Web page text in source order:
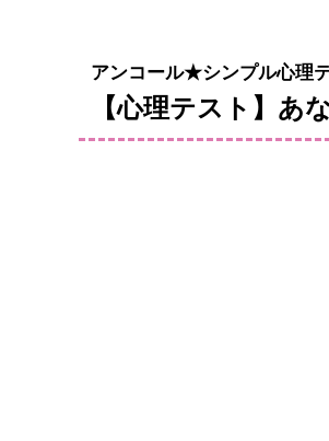
アンコール★シンプル心理
【心理テスト】あ